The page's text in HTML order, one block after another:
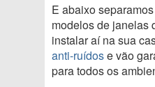
E abaixo
modelos de janelas
instalar aí na sua
anti-ruídose vão
para todos os